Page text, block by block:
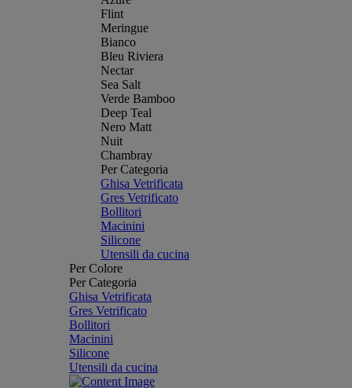
Flint
Meringue
Bianco
Bleu Riviera
Nectar
Sea Salt
Verde Bamboo
Deep Teal
Nero Matt
Nuit
Chambray
Per Categoria
Ghisa Vetrificata
Gres Vetrificato
Bollitori
Macinini
Silicone
Utensili da cucina
Per Colore
Per Categoria
Ghisa Vetrificata
Gres Vetrificato
Bollitori
Macinini
Silicone
Utensili da cucina